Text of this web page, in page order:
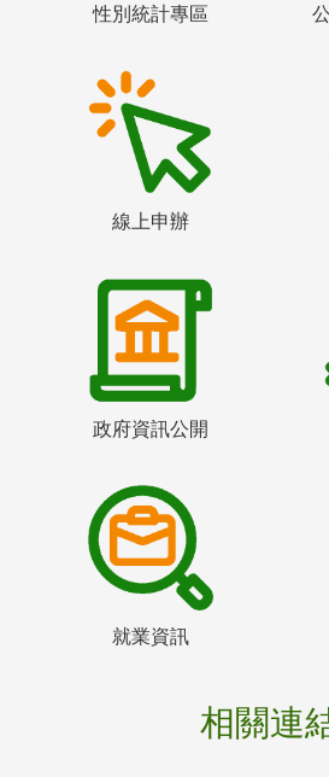
性別統計專區
線上申辦
政府資訊公開
就業資訊
相關連